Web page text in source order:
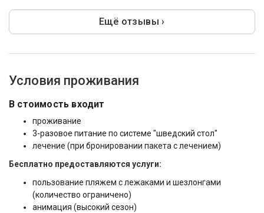
Ещё отзывы ›
Условия проживания
В стоимость входит
проживание
3-разовое питание по системе "шведский стол"
лечение (при бронировании пакета с лечением)
Бесплатно предоставляются услуги:
пользование пляжем с лежаками и шезлонгами
(количество ограничено)
анимация (высокий сезон)